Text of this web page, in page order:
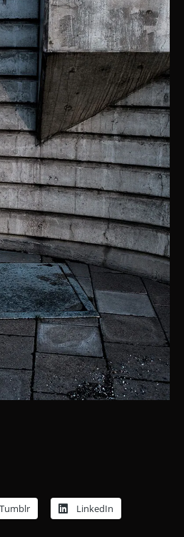
Tumblr LinkedIn